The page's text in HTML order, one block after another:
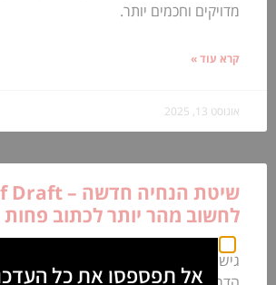
מדויקים וחכמים יותר.
קרא עוד »
אוגוסט 13, 2025
לחשוב מהר יותר לכתוב פחות
אל תפספסו את כל